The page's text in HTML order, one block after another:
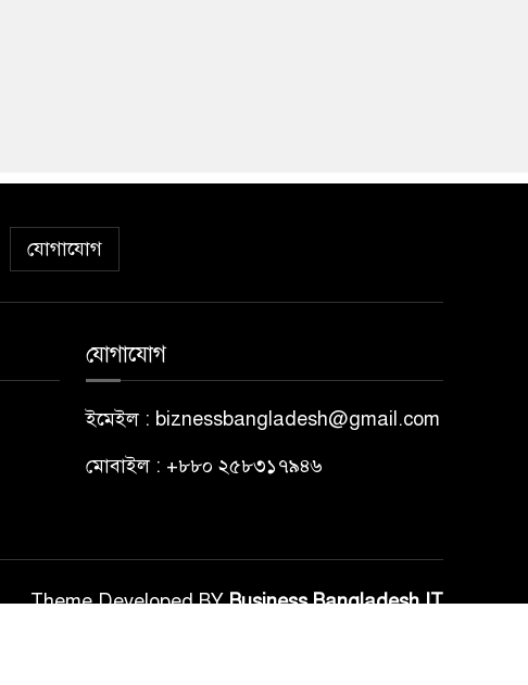
যোগাযোগ
যোগাযোগ
ইমেইল : biznessbangladesh@gmail.com
মোবাইল : +৮৮০ ২৫৮৩১৭৯৪৬
Theme Developed BYBusiness Bangladesh IT